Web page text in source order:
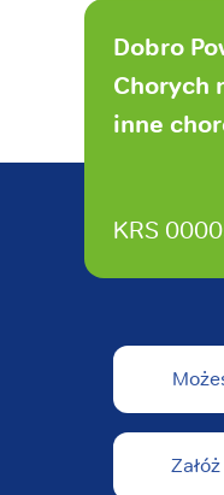
Dobro
Chorych
inne
KRS